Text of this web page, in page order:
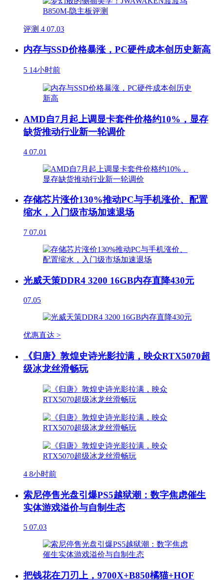
评测 4 07.03
内存与SSD价格暴涨，PC硬件成本创历史新高
5 14小时前
AMD自7月起上调显卡套件价格约10%，显存
缺货推动行业新一轮调价
4 07.01
存储芯片涨价130%推动PC与手机涨价、配置
缩水，入门级市场加速退场
7 07.01
光威天策DDR4 3200 16GB内存直降430元
07.05
优惠直达 >
《归唐》敦煌史诗光影拉满，映众RTX5070超
级冰龙丝滑畅玩
4 8小时前
索尼停售光盘引爆PS5越狱潮：数字焦虑催生
实体游戏溢价与自制生态
5 07.03
把钱花在刀刃上，9700X+B850橘猫+HOF